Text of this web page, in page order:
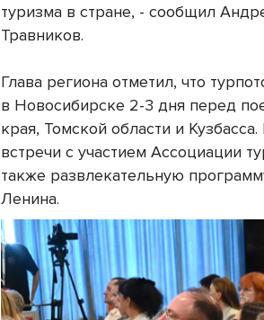
туризма в стране, - сообщил
Травников.
Глава региона отметил, что
в Новосибирске 2-3 дня перед
края, Томской области и
встречи с участием Ассоциации
также развлекательную
Ленина.